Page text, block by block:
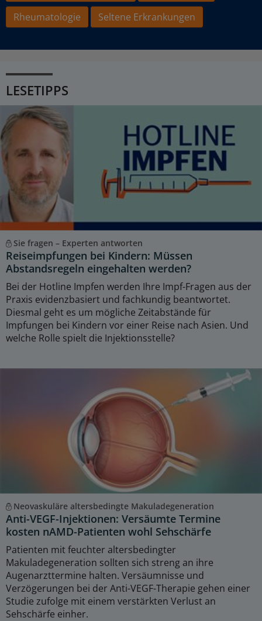
Rheumatologie
Seltene Erkrankungen
LESETIPPS
Sie fragen – Experten antworten
Reiseimpfungen bei Kindern: Müssen
Abstandsregeln eingehalten werden?
Bei der Hotline Impfen werden Ihre Impf-Fragen aus der
Praxis evidenzbasiert und fachkundig beantwortet.
Diesmal geht es um mögliche Zeitabstände für
Impfungen bei Kindern vor einer Reise nach Asien. Und
welche Rolle spielt die Injektionsstelle?
Neovaskuläre altersbedingte Makuladegeneration
Anti-VEGF-Injektionen: Versäumte Termine
kosten nAMD-Patienten wohl Sehschärfe
Patienten mit feuchter altersbedingter
Makuladegeneration sollten sich streng an ihre
Augenarzttermine halten. Versäumnisse und
Verzögerungen bei der Anti-VEGF-Therapie gehen einer
Studie zufolge mit einem verstärkten Verlust an
Sehschärfe einher.